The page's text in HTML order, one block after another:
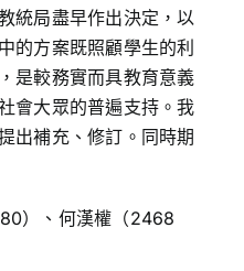
統局盡早作出決定，以
的方案既照顧學生的利
是較務實而具教育意義
會大眾的普遍支持。我
出補充、修訂。同時期
）、何漢權（2468